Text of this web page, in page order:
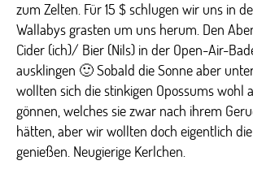
zum Zelten. Für 15 $ schlugen wir uns in
Wallabys grasten um uns herum. Den
Cider (ich)/ Bier (Nils) in der Open-Air-
ausklingen 🙂 Sobald die Sonne aber
wollten sich die stinkigen Opossums wohl
gönnen, welches sie zwar nach ihrem
hätten, aber wir wollten doch eigentlich
genießen. Neugierige Kerlchen.